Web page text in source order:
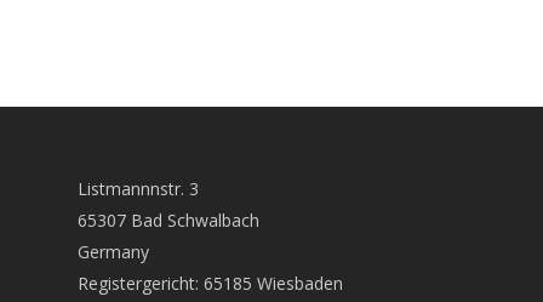
Listmannnstr. 3
65307 Bad Schwalbach
Germany
Registergericht: 65185 Wiesbaden